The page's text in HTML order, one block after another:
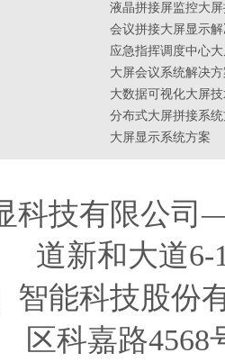
液晶拼接屏监控大
会议拼接大屏显示
应急指挥调度中心
大屏会议系统解决
大数据可视化大屏
分布式大屏拼接系
大屏显示系统方案
科技有限公
道新和大道6-
智能科技股
区科嘉路